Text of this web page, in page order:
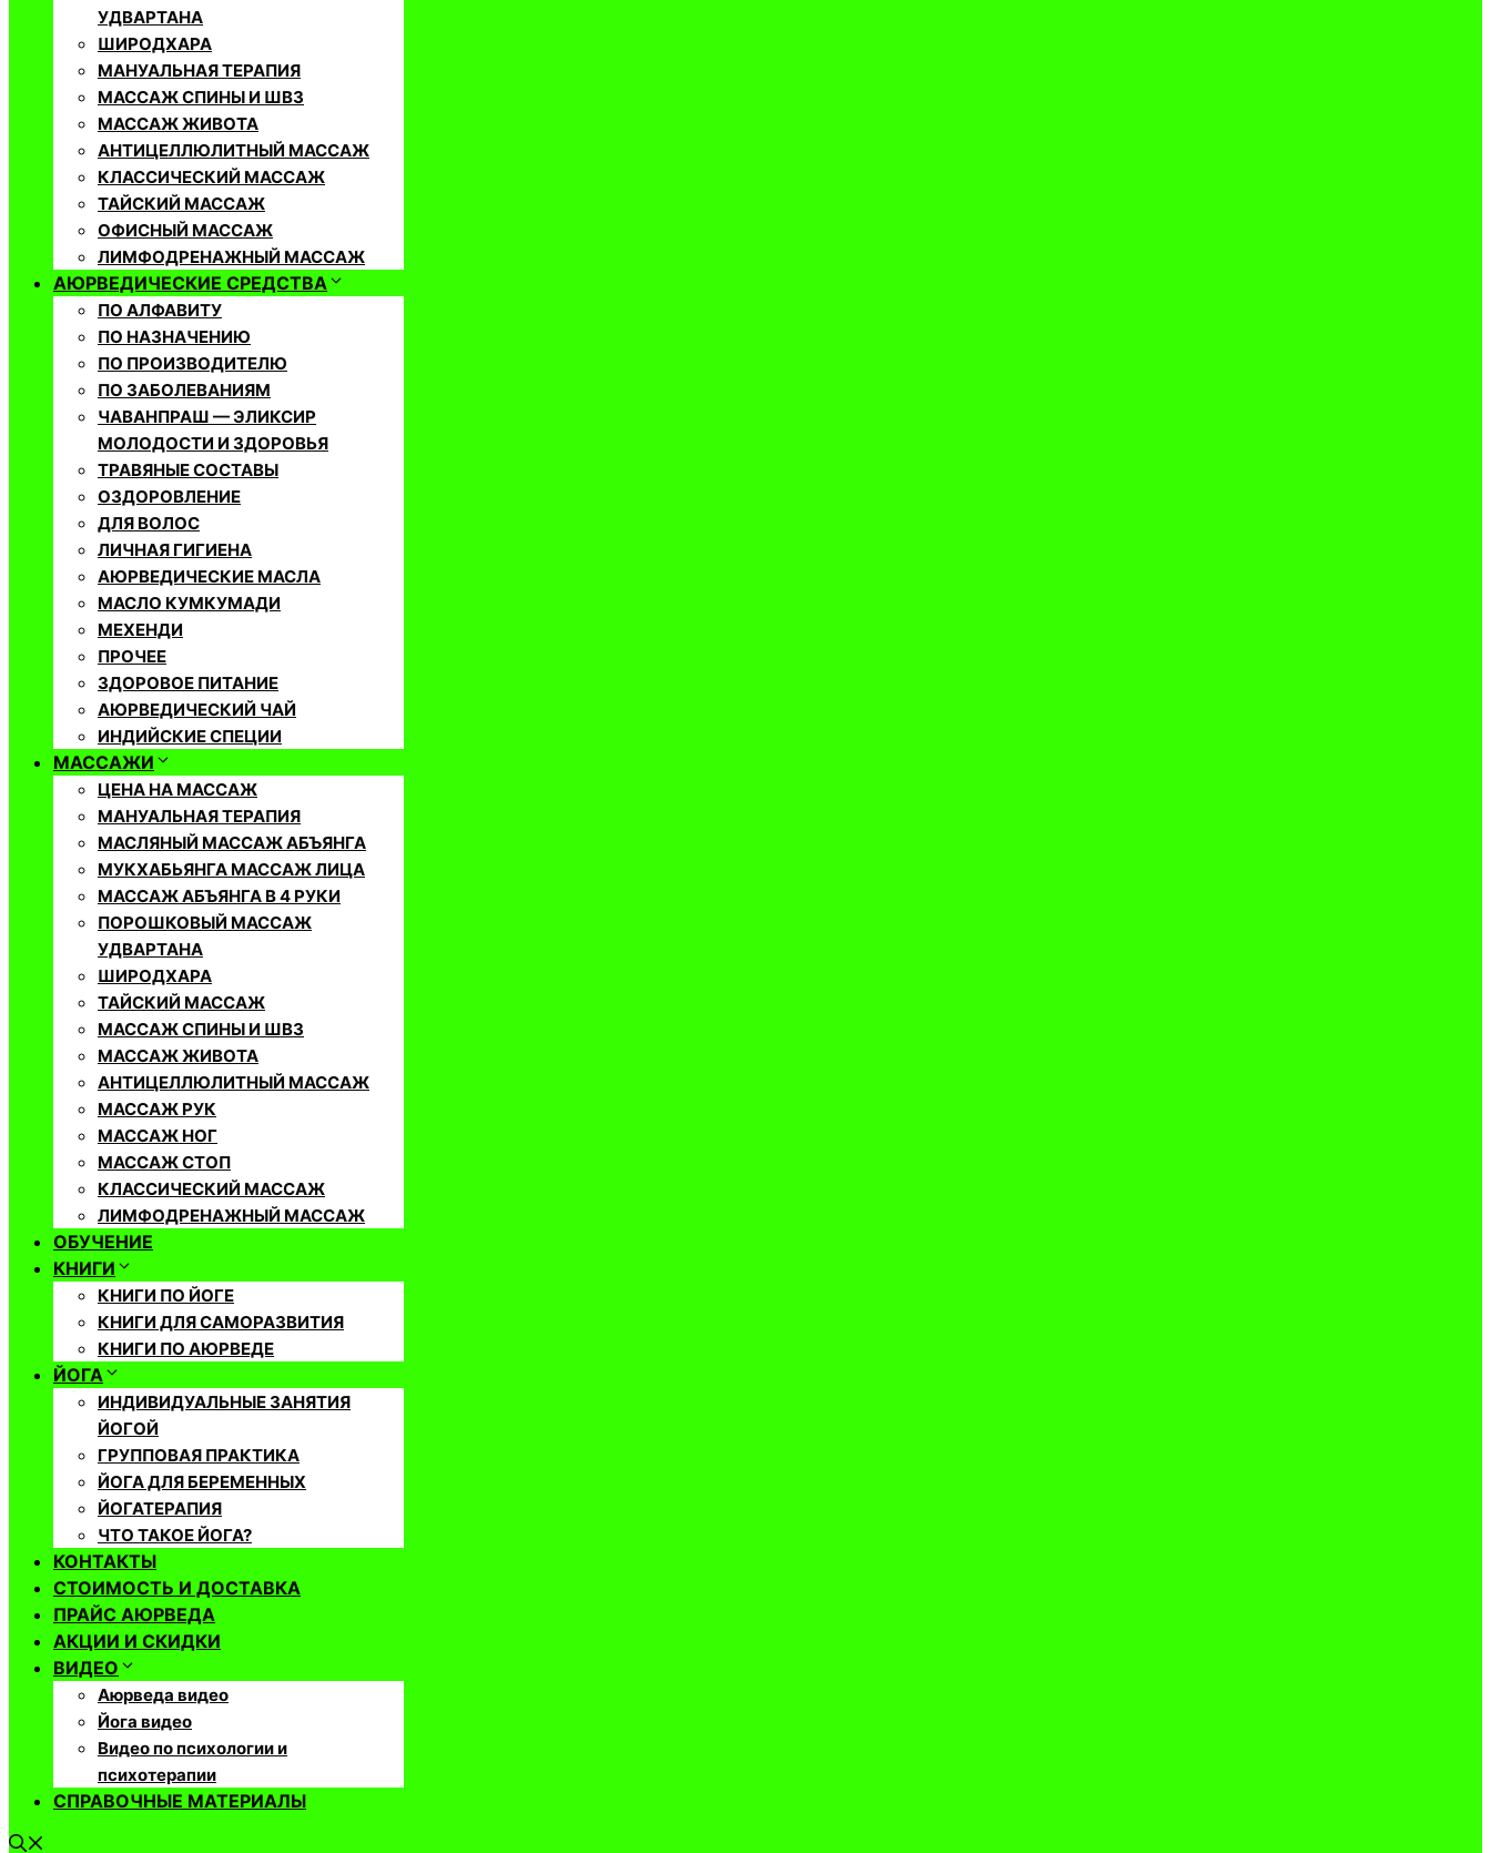
УДВАРТАНА
ШИРОДХАРА
МАНУАЛЬНАЯ ТЕРАПИЯ
МАССАЖ СПИНЫ И ШВЗ
МАССАЖ ЖИВОТА
АНТИЦЕЛЛЮЛИТНЫЙ МАССАЖ
КЛАССИЧЕСКИЙ МАССАЖ
ТАЙСКИЙ МАССАЖ
ОФИСНЫЙ МАССАЖ
ЛИМФОДРЕНАЖНЫЙ МАССАЖ
АЮРВЕДИЧЕСКИЕ СРЕДСТВА
ПО АЛФАВИТУ
ПО НАЗНАЧЕНИЮ
ПО ПРОИЗВОДИТЕЛЮ
ПО ЗАБОЛЕВАНИЯМ
ЧАВАНПРАШ — ЭЛИКСИР
МОЛОДОСТИ И ЗДОРОВЬЯ
ТРАВЯНЫЕ СОСТАВЫ
ОЗДОРОВЛЕНИЕ
ДЛЯ ВОЛОС
ЛИЧНАЯ ГИГИЕНА
АЮРВЕДИЧЕСКИЕ МАСЛА
МАСЛО КУМКУМАДИ
МЕХЕНДИ
ПРОЧЕЕ
ЗДОРОВОЕ ПИТАНИЕ
АЮРВЕДИЧЕСКИЙ ЧАЙ
ИНДИЙСКИЕ СПЕЦИИ
МАССАЖИ
ЦЕНА НА МАССАЖ
МАНУАЛЬНАЯ ТЕРАПИЯ
МАСЛЯНЫЙ МАССАЖ АБЪЯНГА
МУКХАБЬЯНГА МАССАЖ ЛИЦА
МАССАЖ АБЪЯНГА В 4 РУКИ
ПОРОШКОВЫЙ МАССАЖ
УДВАРТАНА
ШИРОДХАРА
ТАЙСКИЙ МАССАЖ
МАССАЖ СПИНЫ И ШВЗ
МАССАЖ ЖИВОТА
АНТИЦЕЛЛЮЛИТНЫЙ МАССАЖ
МАССАЖ РУК
МАССАЖ НОГ
МАССАЖ СТОП
КЛАССИЧЕСКИЙ МАССАЖ
ЛИМФОДРЕНАЖНЫЙ МАССАЖ
ОБУЧЕНИЕ
КНИГИ
КНИГИ ПО ЙОГЕ
КНИГИ ДЛЯ САМОРАЗВИТИЯ
КНИГИ ПО АЮРВЕДЕ
ЙОГА
ИНДИВИДУАЛЬНЫЕ ЗАНЯТИЯ
ЙОГОЙ
ГРУППОВАЯ ПРАКТИКА
ЙОГА ДЛЯ БЕРЕМЕННЫХ
ЙОГАТЕРАПИЯ
ЧТО ТАКОЕ ЙОГА?
КОНТАКТЫ
СТОИМОСТЬ И ДОСТАВКА
ПРАЙС АЮРВЕДА
АКЦИИ И СКИДКИ
ВИДЕО
Аюрведа видео
Йога видео
Видео по психологии и
психотерапии
СПРАВОЧНЫЕ МАТЕРИАЛЫ